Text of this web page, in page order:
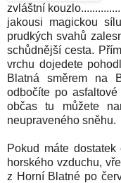
zvláštní
jakousi magickou
prudkých svahů
schůdnější cesta.
vrchu dojedete
Blatná směrem na
odbočíte po
občas tu můžete
neupraveného sněhu.
Pokud máte
horského vzduchu,
z Horní Blatné po